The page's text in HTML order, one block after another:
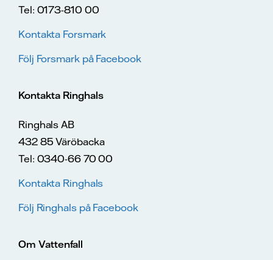
Tel: 0173-810 00
Kontakta Forsmark
Följ Forsmark på Facebook
Kontakta Ringhals
Ringhals AB
432 85 Väröbacka
Tel: 0340-66 70 00
Kontakta Ringhals
Följ Ringhals på Facebook
Om Vattenfall